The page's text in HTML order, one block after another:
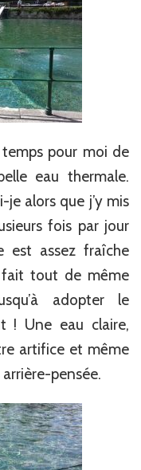
temps pour moi de
eau thermale.
je alors que j’y mis
fois par jour
est assez fraîche
fait tout de même
adopter le
! Une eau claire,
artifice et même
pensée.